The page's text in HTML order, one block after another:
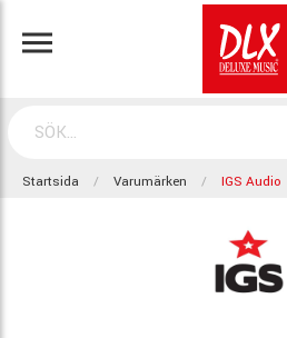
Startsida Varumärken IGS Audio